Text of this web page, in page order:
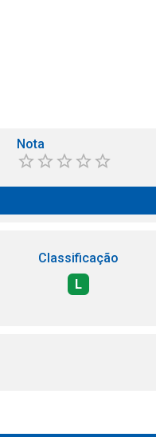
Nota
Classificação
L